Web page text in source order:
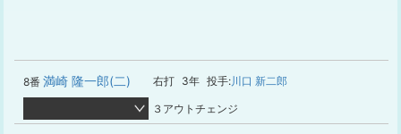
8番 満崎 隆一郎(二) 右打 3年 投手:川口 新二郎
３アウトチェンジ